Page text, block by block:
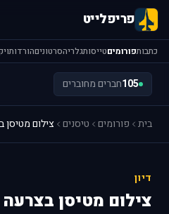
פריפלייט
כתבותפורומיםטייסותגלריהסרטוניםהורדות
105חברים מחוברים
בית פורומים טיסנים צילום
דיון
צילום מטיסן